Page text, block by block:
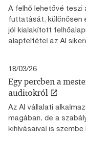
A felhő lehetővé teszi
futtatását, különösen
jól kialakított
alapfeltétel az AI
18/03/26
Egy percben a
auditokról
Az AI vállalati
magában, de a
kihívásaival is